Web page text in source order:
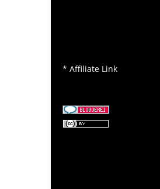
* Affiliate Link